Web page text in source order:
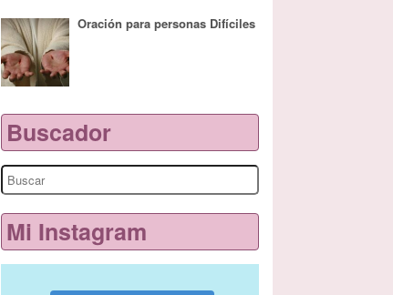
Oración para personas Difíciles
Buscador
Search
for:
Mi Instagram